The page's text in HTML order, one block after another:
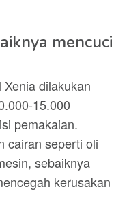
mencuci
dilakukan
15.000
pemakaian.
cairan seperti oli
sebaiknya
kerusakan